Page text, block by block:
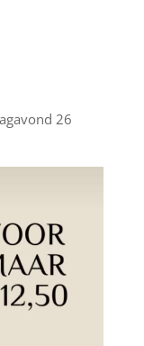
26